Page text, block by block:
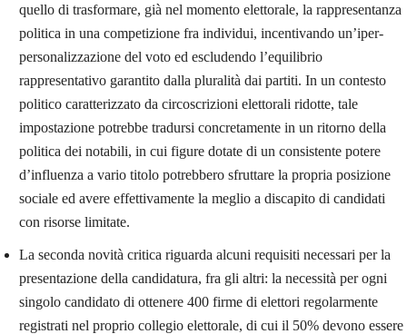
quello di trasformare, già nel momento elettorale, la rappresentanza
politica in una competizione fra individui, incentivando un’iper-
personalizzazione del voto ed escludendo l’equilibrio
rappresentativo garantito dalla pluralità dai partiti. In un contesto
politico caratterizzato da circoscrizioni elettorali ridotte, tale
impostazione potrebbe tradursi concretamente in un ritorno della
politica dei notabili, in cui figure dotate di un consistente potere
d’influenza a vario titolo potrebbero sfruttare la propria posizione
sociale ed avere effettivamente la meglio a discapito di candidati
con risorse limitate.
La seconda novità critica riguarda alcuni requisiti necessari per la
presentazione della candidatura, fra gli altri: la necessità per ogni
singolo candidato di ottenere 400 firme di elettori regolarmente
registrati nel proprio collegio elettorale, di cui il 50% devono essere